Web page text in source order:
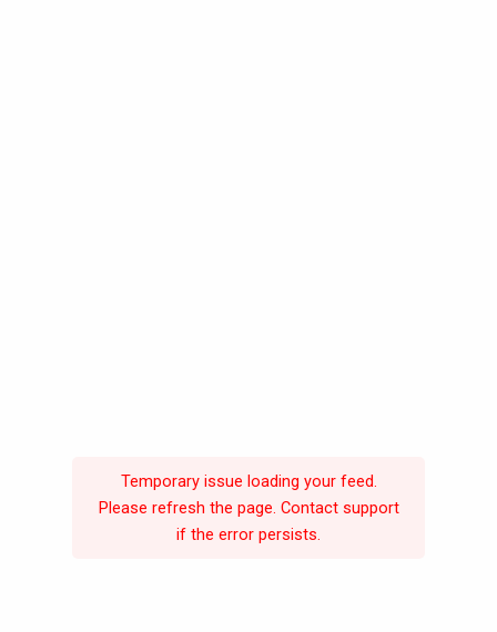
Temporary issue loading your feed.
Please refresh the page. Contact support
if the error persists.